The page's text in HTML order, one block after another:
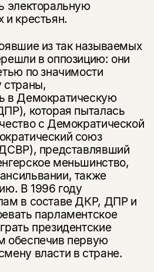
электоральную
и крестьян.
из так называемых
в оппозицию: они
по значимости
страны,
в Демократическую
которая пыталась
с Демократической
союз
представлявший
меньшинство,
также
В 1996 году
в составе ДКР, ДПР и
парламентское
президентские
обеспечив первую
власти в стране.